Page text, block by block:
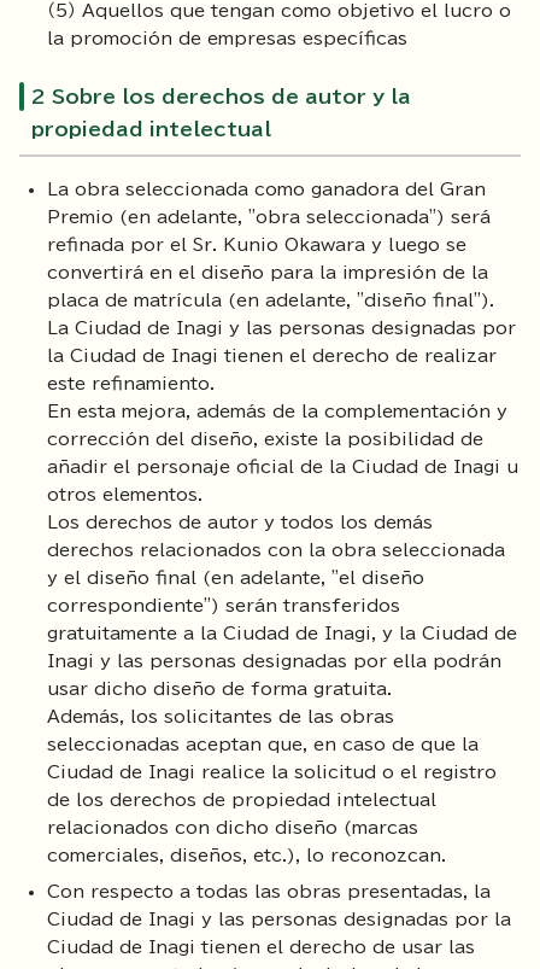
（5） Aquellos que tengan como objetivo el lucro o
la promoción de empresas específicas
2 Sobre los derechos de autor y la
propiedad intelectual
La obra seleccionada como ganadora del Gran
Premio (en adelante, "obra seleccionada") será
refinada por el Sr. Kunio Okawara y luego se
convertirá en el diseño para la impresión de la
placa de matrícula (en adelante, "diseño final").
La Ciudad de Inagi y las personas designadas por
la Ciudad de Inagi tienen el derecho de realizar
este refinamiento.
En esta mejora, además de la complementación y
corrección del diseño, existe la posibilidad de
añadir el personaje oficial de la Ciudad de Inagi u
otros elementos.
Los derechos de autor y todos los demás
derechos relacionados con la obra seleccionada
y el diseño final (en adelante, "el diseño
correspondiente") serán transferidos
gratuitamente a la Ciudad de Inagi, y la Ciudad de
Inagi y las personas designadas por ella podrán
usar dicho diseño de forma gratuita.
Además, los solicitantes de las obras
seleccionadas aceptan que, en caso de que la
Ciudad de Inagi realice la solicitud o el registro
de los derechos de propiedad intelectual
relacionados con dicho diseño (marcas
comerciales, diseños, etc.), lo reconozcan.
Con respecto a todas las obras presentadas, la
Ciudad de Inagi y las personas designadas por la
Ciudad de Inagi tienen el derecho de usar las